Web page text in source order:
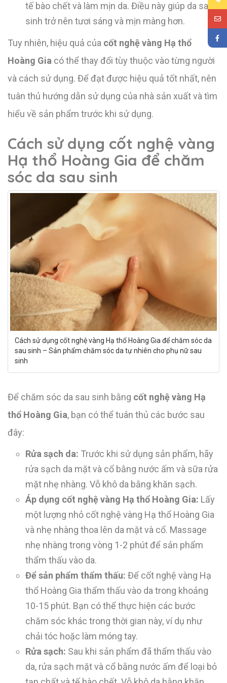
tế bào chết và làm mịn da. Điều này giúp da sau
sinh trở nên tươi sáng và mịn màng hơn.
Tuy nhiên, hiệu quả của cốt nghệ vàng Hạ thổ
Hoàng Gia có thể thay đổi tùy thuộc vào từng người
và cách sử dụng. Để đạt được hiệu quả tốt nhất, nên
tuân thủ hướng dẫn sử dụng của nhà sản xuất và tìm
hiểu về sản phẩm trước khi sử dụng.
Cách sử dụng cốt nghệ vàng
Hạ thổ Hoàng Gia để chăm
sóc da sau sinh
Cách sử dụng cốt nghệ vàng Hạ thổ Hoàng Gia để chăm sóc da
sau sinh – Sản phẩm chăm sóc da tự nhiên cho phụ nữ sau
sinh
Để chăm sóc da sau sinh bằng cốt nghệ vàng Hạ
thổ Hoàng Gia, bạn có thể tuân thủ các bước sau
đây:
Rửa sạch da: Trước khi sử dụng sản phẩm, hãy
rửa sạch da mặt và cổ bằng nước ấm và sữa rửa
mặt nhẹ nhàng. Vỗ khô da bằng khăn sạch.
Áp dụng cốt nghệ vàng Hạ thổ Hoàng Gia: Lấy
một lượng nhỏ cốt nghệ vàng Hạ thổ Hoàng Gia
và nhẹ nhàng thoa lên da mặt và cổ. Massage
nhẹ nhàng trong vòng 1-2 phút để sản phẩm
thẩm thấu vào da.
Để sản phẩm thẩm thấu: Để cốt nghệ vàng Hạ
thổ Hoàng Gia thẩm thấu vào da trong khoảng
10-15 phút. Bạn có thể thực hiện các bước
chăm sóc khác trong thời gian này, ví dụ như
chải tóc hoặc làm móng tay.
Rửa sạch: Sau khi sản phẩm đã thẩm thấu vào
da, rửa sạch mặt và cổ bằng nước ấm để loại bỏ